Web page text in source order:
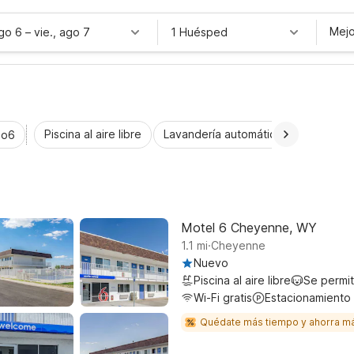
6 – vie., ago 7 1 Huésped
Piscina al aire libre Lavandería automática
Motel 6 Cheyenne, WY
1.1 mi.Cheyenne
Nuevo
Piscina al aire libre
Se
Wi-Fi gratis
Quédate más tiempo y ahorra